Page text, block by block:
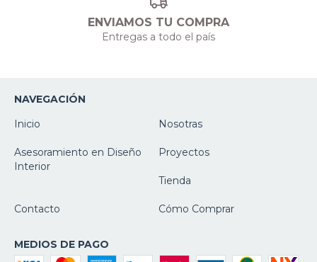
ENVIAMOS TU COMPRA
Entregas a todo el país
NAVEGACIÓN
Inicio
Nosotras
Asesoramiento en Diseño
Interior
Proyectos
Tienda
Contacto Cómo Comprar
MEDIOS DE PAGO